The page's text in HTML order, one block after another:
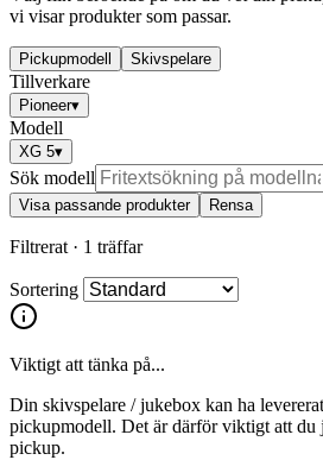
vi visar produkter som passar.
Pickupmodell Skivspelare
Tillverkare
Pioneer▾
Modell
XG 5▾
Sök modell
Visa passande produkter Rensa
Filtrerat · 1 träffar
Sortering
Viktigt att tänka på...
Din skivspelare / jukebox kan ha
pickupmodell. Det är därför viktigt att du
pickup.